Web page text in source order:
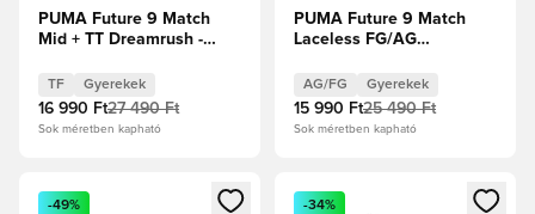
PUMA Future 9 Match
Mid + TT Dreamrush -
Gyerek
TF Gyerekek
16 990 Ft27 490 Ft
Sok méretben kapható
PUMA Future 9 Match
Laceless FG/AG
ékszer Gyerek
AG/FG Gyerekek
15 990 Ft25 490 Ft
Sok méretben kapható
Megnyit egy modált a bejelentkezéshez vagy a tagként
-49%
Megnyit egy modált a
-34%